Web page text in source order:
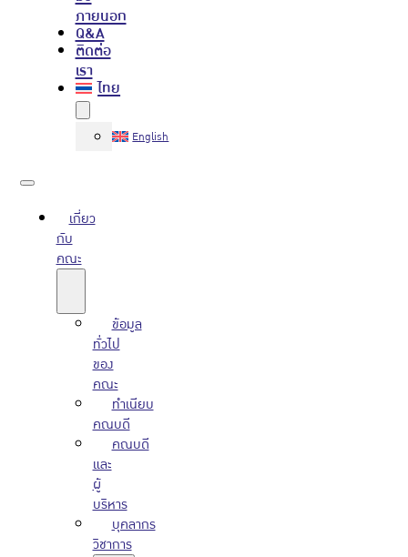
ภายนอก
Q&A
ติดต่อ
เรา
ไทย
English
เกี่ยว
กับ
คณะ
ข้อมูล
ทั่วไป
ของ
คณะ
ทำเนียบ
คณบดี
คณบดี
และ
ผู้
บริหาร
บุคลากร
วิชาการ